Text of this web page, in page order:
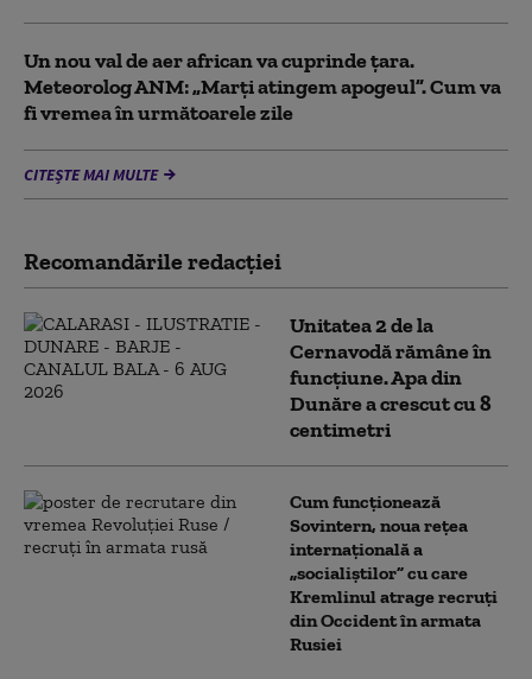
Un nou val de aer african va cuprinde țara.
Meteorolog ANM: „Marți atingem apogeul”. Cum va
fi vremea în următoarele zile
CITEȘTE MAI MULTE
Recomandările redacţiei
Unitatea 2 de la
Cernavodă rămâne în
funcțiune. Apa din
Dunăre a crescut cu 8
centimetri
Cum funcționează
Sovintern, noua rețea
internațională a
„socialiștilor” cu care
Kremlinul atrage recruți
din Occident în armata
Rusiei